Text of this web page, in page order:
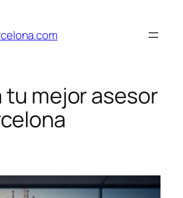
tu mejor asesor